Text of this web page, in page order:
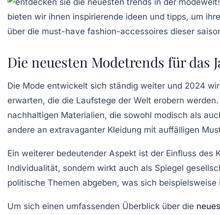
Die neuesten Modetrends für das
Die Mode entwickelt sich ständig weiter und 2024
erwarten, die die Laufstege der Welt erobern
nachhaltigen Materialien, die sowohl modisch als
andere an extravaganter Kleidung mit auffälligen
Ein weiterer bedeutender Aspekt ist der Einfluss des
Individualität, sondern wirkt auch als Spiegel
politische Themen abgeben, was sich
Um sich einen umfassenden Überblick über die